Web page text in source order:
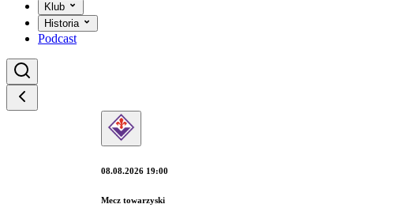
Klub
Historia
Podcast
08.08.2026 19:00
Mecz towarzyski